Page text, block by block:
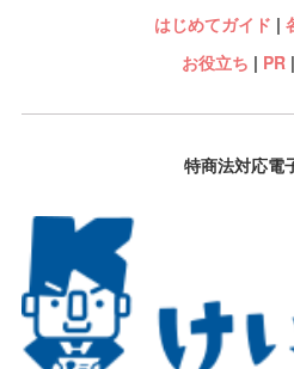
はじめてガイド |
お役立ち | PR|
特商法対応電